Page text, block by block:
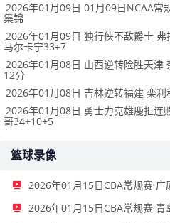
2026年01月09日 01月09日NCAA常
集锦
2026年01月09日 独行侠不敌爵士
马尔卡宁33+7
2026年01月08日 山西逆转险胜天津
12分
2026年01月08日 吉林逆转福建 栾
2026年01月08日 勇士力克雄鹿拒连
哥34+10+5
篮球录像
2026年01月15日CBA常规赛 广
2026年01月15日CBA常规赛 青